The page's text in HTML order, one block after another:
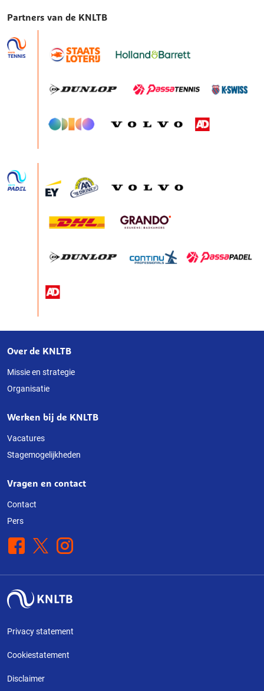
Partners van de KNLTB
Over
deze
website
Over de KNLTB
Missie en strategie
Organisatie
Werken bij de KNLTB
Vacatures
Stagemogelijkheden
Vragen en contact
Contact
Pers
Facebook
X Instagram
Privacy statement
Cookiestatement
Disclaimer